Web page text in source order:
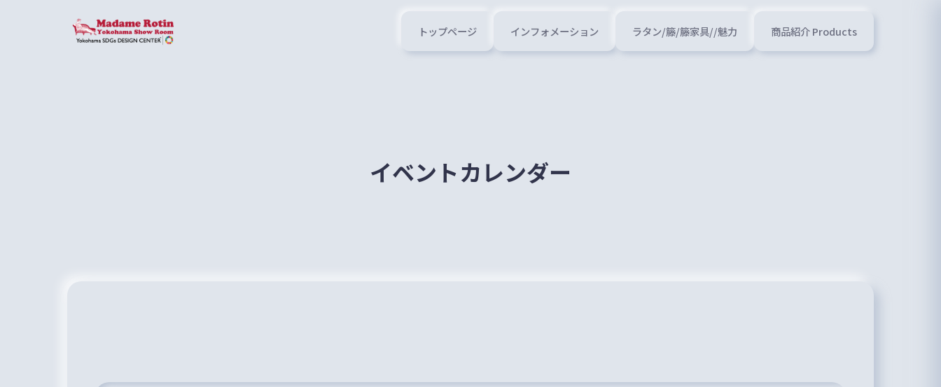
トップページ インフォメーション ラタン/籐/籐家具//魅力 商品紹介 Products
イベントカレンダー